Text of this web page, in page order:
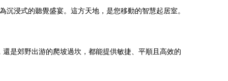
浸式的聽覺盛宴。這方天地，是您移動的智慧起居室。
是郊野出游的爬坡過坎，都能提供敏捷、平順且高效的